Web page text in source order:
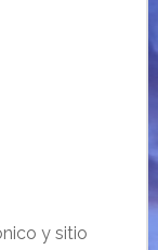
y sitio